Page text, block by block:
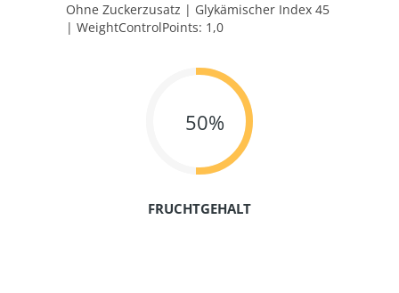
Ohne Zuckerzusatz | Glykämischer Index 45
| WeightControlPoints: 1,0
50%
FRUCHTGEHALT